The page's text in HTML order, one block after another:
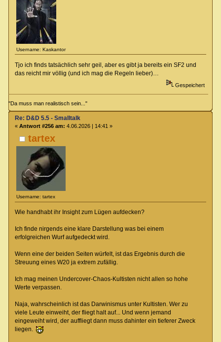
Username: Kaskantor
Tjo ich finds tatsächlich sehr geil, aber es gibt ja bereits ein SF2 und
das reicht mir völlig (und ich mag die Regeln lieber)…
Gespeichert
"Da muss man realistisch sein..."
tartex
Username: tartex
Re: D&D 5.5 - Smalltalk
« Antwort #256 am: 4.06.2026 | 14:41 »
Wie handhabt ihr Insight zum Lügen aufdecken?
Ich finde nirgends eine klare Darstellung was bei einem
erfolgreichen Wurf aufgedeckt wird.
Wenn eine der beiden Seiten würfelt, ist das Ergebnis durch die
Streuung eines W20 ja extrem zufällig.
Ich mag meinen Undercover-Chaos-Kultisten nicht allen so hohe
Werte verpassen.
Naja, wahrscheinlich ist das Darwinismus unter Kultisten. Wer zu
viele Leute einweiht, der fliegt halt auf... Und wenn jemand
eingeweiht wird, der auffliegt dann muss dahinter ein tieferer Zweck
liegen.